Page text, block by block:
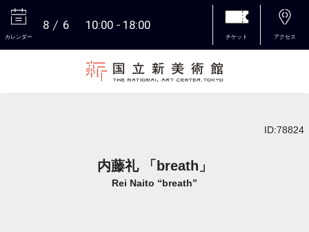
カレンダー
8 6 10:00 18:00
チケット アクセス
ID:78824
内藤礼 「breath」
Rei Naito “breath”